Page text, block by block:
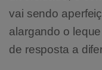
vai sendo
alargando o
de resposta a